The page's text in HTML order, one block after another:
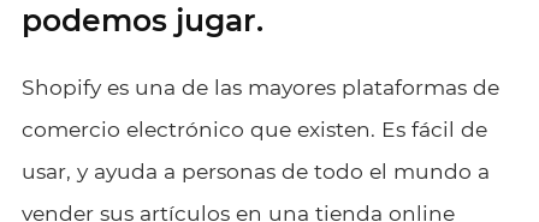
podemos jugar.
Shopify es una de las mayores plataformas de
comercio electrónico que existen. Es fácil de
usar, y ayuda a personas de todo el mundo a
vender sus artículos en una tienda online